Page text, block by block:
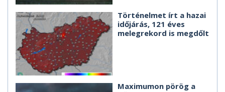
Történelmet írt a hazai
időjárás, 121 éves
melegrekord is megdőlt
Maximumon pörög a